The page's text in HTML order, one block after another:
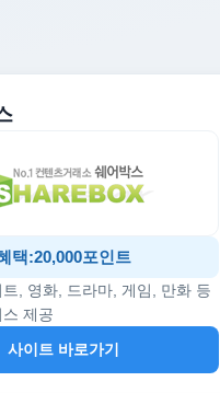
택:20,000포인트
, 영화, 드라마, 게임, 만화 등
제공
사이트 바로가기